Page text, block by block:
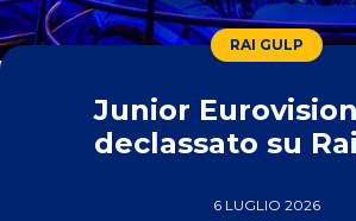
RAI GULP
Junior
declassato su
6 LUGLIO 2026